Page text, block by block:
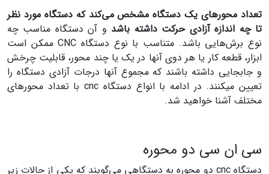
تعداد محورهای یک دستگاه مشخص می‌کند که دستگاه مورد نظر
تا چه اندازه آزادی حرکت داشته باشد و آن دستگاه مناسب چه
نوع برش‌هایی باشد. متناسب با نوع دستگاه CNC ممکن است
ابزار، قطعه کار یا هر دوی آنها در یک یا چند محور، قابلیت چرخش
و جابجایی داشته باشند که مجموع آنها درجات آزادی دستگاه را
تعیین میکنند. در ادامه با انواع دستگاه cnc با تعداد محورهای
مختلف آشنا خواهید شد.
سی ان سی دو محوره
دستگاه cnc دو محوره به دستگاهی می‌گویند که یکی از حالات زیر